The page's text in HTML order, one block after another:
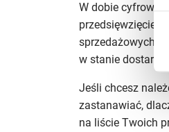
W dobie
sprzedażowych i
w stanie
Jeśli chcesz
zastanawiać,
na liście Twoich